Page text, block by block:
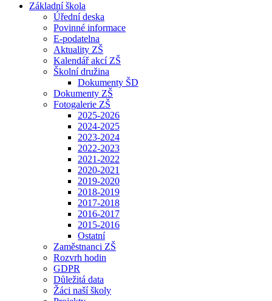
Základní škola
Úřední deska
Povinné informace
E-podatelna
Aktuality ZŠ
Kalendář akcí ZŠ
Školní družina
Dokumenty ŠD
Dokumenty ZŠ
Fotogalerie ZŠ
2025-2026
2024-2025
2023-2024
2022-2023
2021-2022
2020-2021
2019-2020
2018-2019
2017-2018
2016-2017
2015-2016
Ostatní
Zaměstnanci ZŠ
Rozvrh hodin
GDPR
Důležitá data
Žáci naší školy